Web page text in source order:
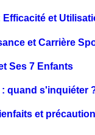
Efficacité et
et Carrière
Ses 7 Enfants
quand s'inquiéter
et